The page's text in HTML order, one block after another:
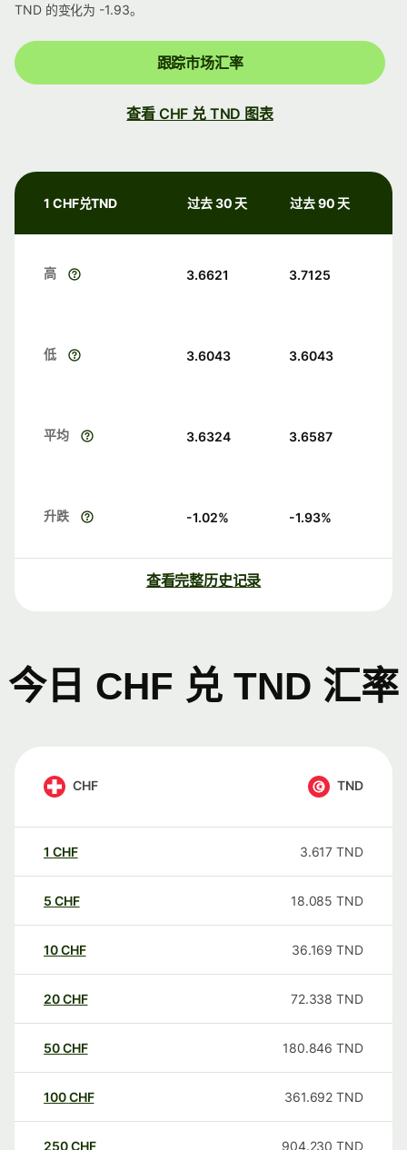
TND 的变化为 -1.93。
跟踪市场汇率
查看 CHF 兑 TND 图表
1 CHF兑TND 过去 30 天 过去 90 天
高 3.6621 3.7125
低 3.6043 3.6043
平均 3.6324 3.6587
升跌 -1.02% -1.93%
查看完整历史记录
今日 CHF 兑 TND 汇率
CHF TND
1 CHF 3.617 TND
5 CHF 18.085 TND
10CHF 36.169 TND
20CHF 72.338 TND
50CHF 180.846 TND
100CHF 361.692 TND
250CHF 904.230 TND